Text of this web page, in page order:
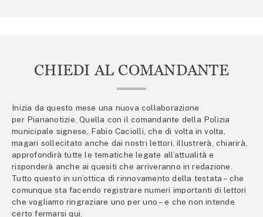
CHIEDI AL COMANDANTE
Inizia da questo mese una nuova collaborazione
per Piananotizie. Quella con il comandante della Polizia
municipale signese, Fabio Caciolli, che di volta in volta,
magari sollecitato anche dai nostri lettori, illustrerà, chiarirà,
approfondirà tutte le tematiche legate all’attualità e
risponderà anche ai quesiti che arriveranno in redazione.
Tutto questo in un’ottica di rinnovamento della testata – che
comunque sta facendo registrare numeri importanti di lettori
che vogliamo ringraziare uno per uno – e che non intende
certo fermarsi qui.